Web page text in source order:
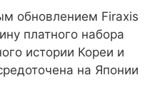
обновлением Firaxis
платного набора
истории Кореи и
на Японии